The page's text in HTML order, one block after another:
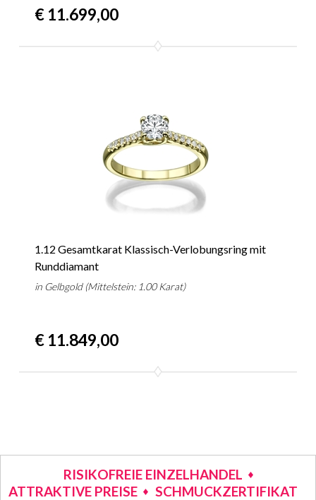
€ 11.699,00
1.12 Gesamtkarat Klassisch-Verlobungsring mit
Runddiamant
in Gelbgold (Mittelstein: 1.00 Karat)
€ 11.849,00
RISIKOFREIE EINZELHANDEL
ATTRAKTIVE PREISE
SCHMUCKZERTIFIKAT